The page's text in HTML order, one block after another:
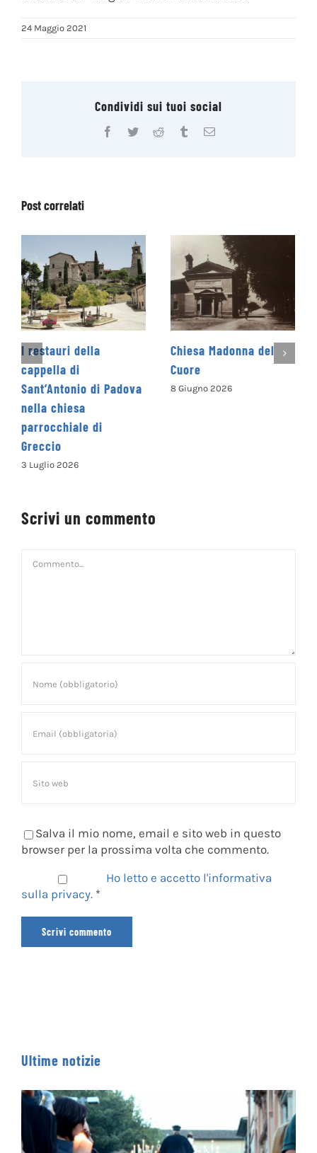
24 Maggio 2021
Condividi sui tuoi social
Facebook
TwitterReddit TumblrEmail
Post correlati
Chiesa Madonna del
Cuore
8 Giugno 2026
Restauro “Giudizio
Universale” dei Fratelli
Torresani presso
Salva il mio nome, email e sito web in questo